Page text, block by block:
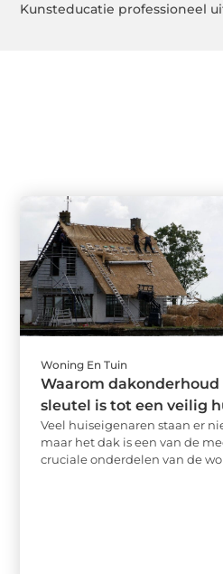
Kunsteducatie professioneel
Woning En Tuin
Waarom dakonderhoud
sleutel is tot een veilig
Veel huiseigenaren staan er
maar het dak is een van de
cruciale onderdelen van de